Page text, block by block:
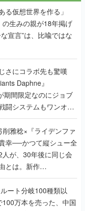
る仮想世界を作る」
生みの親が18年掲げ
宣言”は、比喩ではな
さにコラボ先も驚嘆
Daphne』
期間限定なのにジョブ
闘システムもワンオフ
を両ディレクターに聞
削雅稔×『ライデンファ
幸──かつて縦シュー全
が、30年後に同じ会
とは。新作
』で初タッグを組
訊く開発秘話
ート分岐100種類以
万本を売った、中国